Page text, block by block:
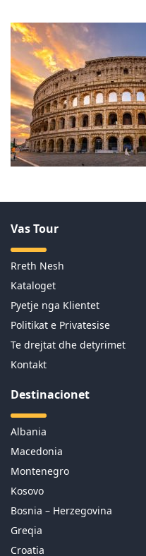
Vas Tour
Rreth Nesh
Kataloget
Pyetje nga Klientet
Politikat e Privatesise
Te drejtat dhe detyrimet
Kontakt
Destinacionet
Albania
Macedonia
Montenegro
Kosovo
Bosnia – Herzegovina
Greqia
Croatia